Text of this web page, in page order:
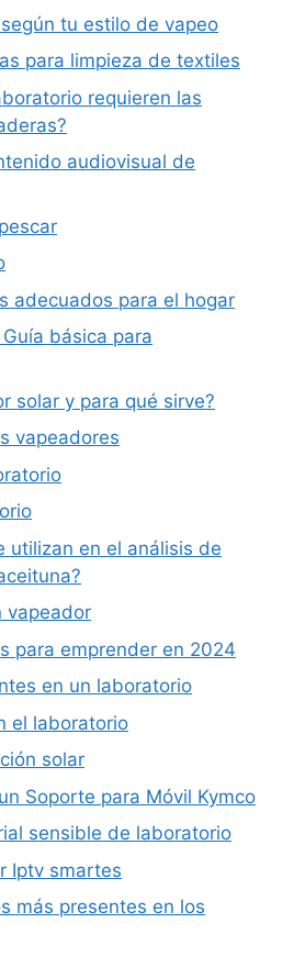
tu estilo de vapeo
para limpieza de textiles
requieren las
audiovisual de
adecuados para el hogar
básica para
solar y para qué sirve?
vapeadores
utilizan en el análisis de
vapeador
para emprender en 2024
en un laboratorio
el laboratorio
solar
Soporte para Móvil Kymco
sensible de laboratorio
Iptv smartes
más presentes en los